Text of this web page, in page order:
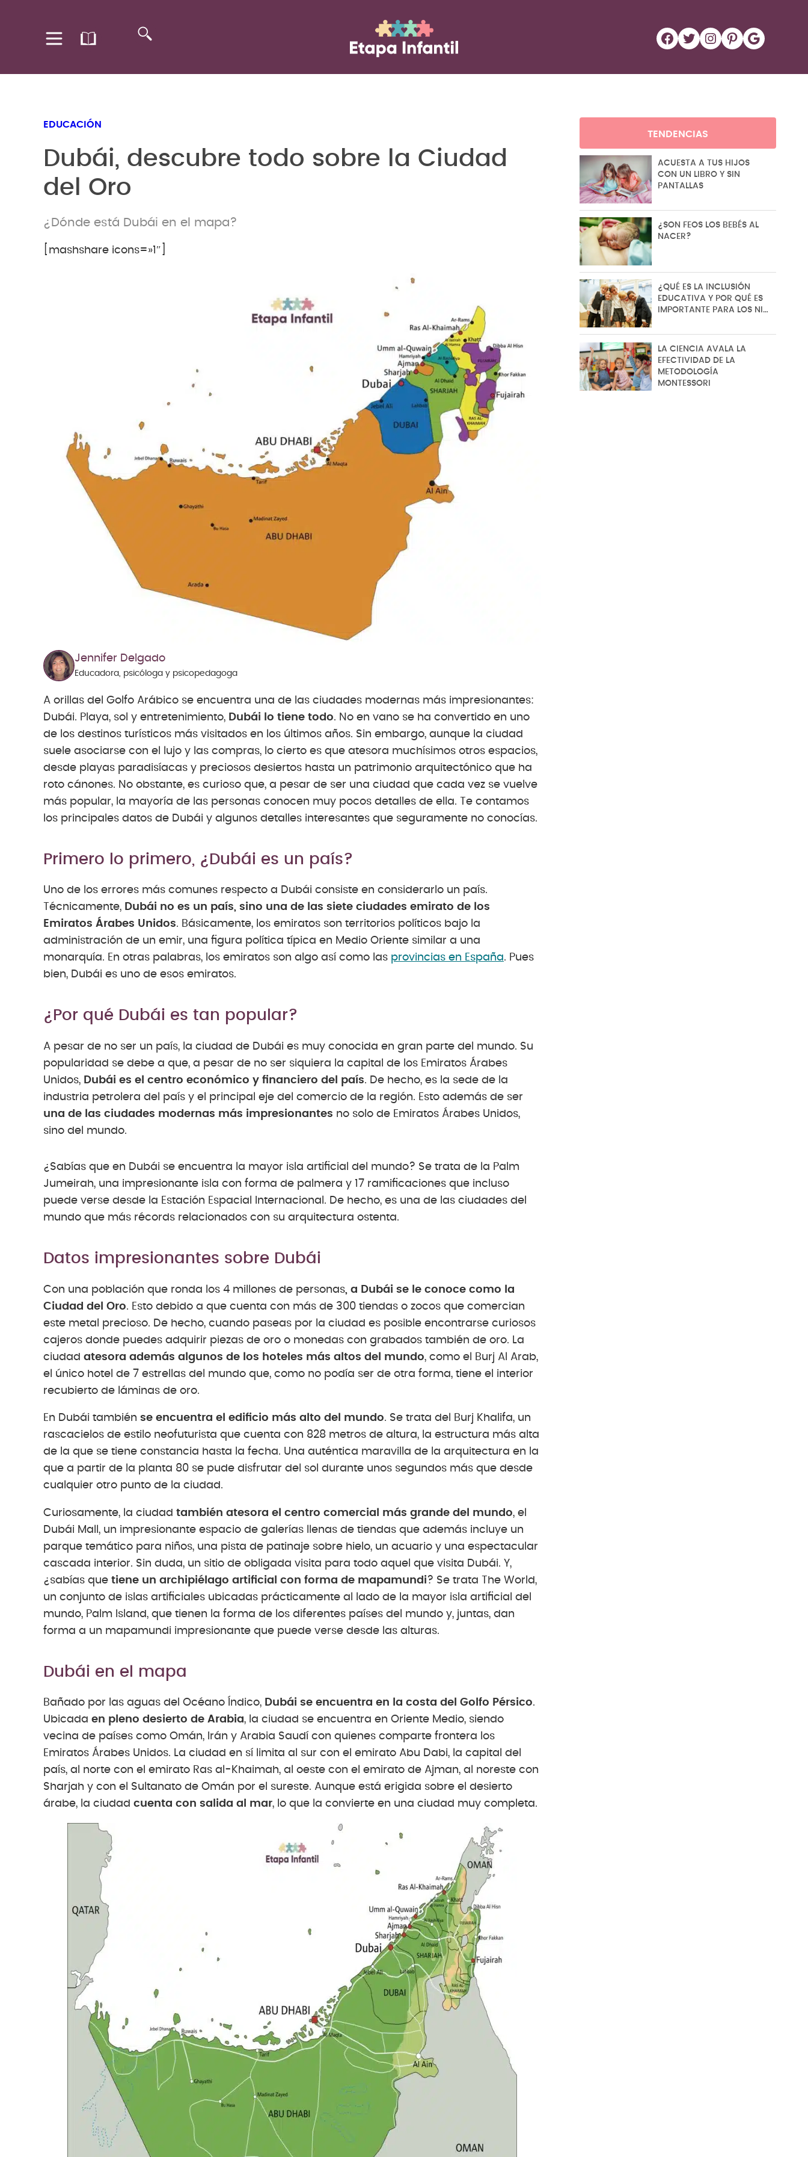
Facebook Twitter Instagram Pinterest Google
EDUCACIÓN
Dubái, descubre todo sobre la Ciudad
del Oro
¿Dónde está Dubái en el mapa?
[mashshare icons=»1″]
Jennifer Delgado
Educadora, psicóloga y psicopedagoga
A orillas del Golfo Arábico se encuentra una de las ciudades modernas más impresionantes:
Dubái. Playa, sol y entretenimiento, Dubái lo tiene todo. No en vano se ha convertido en uno
de los destinos turísticos más visitados en los últimos años. Sin embargo, aunque la ciudad
suele asociarse con el lujo y las compras, lo cierto es que atesora muchísimos otros espacios,
desde playas paradisíacas y preciosos desiertos hasta un patrimonio arquitectónico que ha
roto cánones. No obstante, es curioso que, a pesar de ser una ciudad que cada vez se vuelve
más popular, la mayoría de las personas conocen muy pocos detalles de ella. Te contamos
los principales datos de Dubái y algunos detalles interesantes que seguramente no conocías.
Primero lo primero, ¿Dubái es un país?
Uno de los errores más comunes respecto a Dubái consiste en considerarlo un país.
Técnicamente, Dubái no es un país, sino una de las siete ciudades emirato de los
Emiratos Árabes Unidos. Básicamente, los emiratos son territorios políticos bajo la
administración de un emir, una figura política típica en Medio Oriente similar a una
monarquía. En otras palabras, los emiratos son algo así como las provincias en España. Pues
bien, Dubái es uno de esos emiratos.
¿Por qué Dubái es tan popular?
A pesar de no ser un país, la ciudad de Dubái es muy conocida en gran parte del mundo. Su
popularidad se debe a que, a pesar de no ser siquiera la capital de los Emiratos Árabes
Unidos, Dubái es el centro económico y financiero del país. De hecho, es la sede de la
industria petrolera del país y el principal eje del comercio de la región. Esto además de ser
una de las ciudades modernas más impresionantes no solo de Emiratos Árabes Unidos,
sino del mundo.
¿Sabías que en Dubái se encuentra la mayor isla artificial del mundo? Se trata de la Palm
Jumeirah, una impresionante isla con forma de palmera y 17 ramificaciones que incluso
puede verse desde la Estación Espacial Internacional. De hecho, es una de las ciudades del
mundo que más récords relacionados con su arquitectura ostenta.
Datos impresionantes sobre Dubái
Con una población que ronda los 4 millones de personas , a Dubái se le conoce como la
Ciudad del Oro. Esto debido a que cuenta con más de 300 tiendas o zocos que comercian
este metal precioso. De hecho, cuando paseas por la ciudad es posible encontrarse curiosos
cajeros donde puedes adquirir piezas de oro o monedas con grabados también de oro. La
ciudad atesora además algunos de los hoteles más altos del mundo, como el Burj Al Arab,
el único hotel de 7 estrellas del mundo que, como no podía ser de otra forma, tiene el interior
recubierto de láminas de oro.
En Dubái también se encuentra el edificio más alto del mundo. Se trata del Burj Khalifa, un
rascacielos de estilo neofuturista que cuenta con 828 metros de altura, la estructura más alta
de la que se tiene constancia hasta la fecha. Una auténtica maravilla de la arquitectura en la
que a partir de la planta 80 se pude disfrutar del sol durante unos segundos más que desde
cualquier otro punto de la ciudad.
Curiosamente, la ciudad también atesora el centro comercial más grande del mundo, el
Dubái Mall, un impresionante espacio de galerías llenas de tiendas que además incluye un
parque temático para niños, una pista de patinaje sobre hielo, un acuario y una espectacular
cascada interior. Sin duda, un sitio de obligada visita para todo aquel que visita Dubái. Y,
¿sabías que tiene un archipiélago artificial con forma de mapamundi? Se trata The World,
un conjunto de islas artificiales ubicadas prácticamente al lado de la mayor isla artificial del
mundo, Palm Island, que tienen la forma de los diferentes países del mundo y, juntas, dan
forma a un mapamundi impresionante que puede verse desde las alturas.
Dubái en el mapa
Bañado por las aguas del Océano Índico, Dubái se encuentra en la costa del Golfo Pérsico.
Ubicada en pleno desierto de Arabia, la ciudad se encuentra en Oriente Medio, siendo
vecina de países como Omán, Irán y Arabia Saudí con quienes comparte frontera los
Emiratos Árabes Unidos. La ciudad en sí limita al sur con el emirato Abu Dabi, la capital del
país, al norte con el emirato Ras al-Khaimah, al oeste con el emirato de Ajman, al noreste con
Sharjah y con el Sultanato de Omán por el sureste. Aunque está erigida sobre el desierto
árabe, la ciudad cuenta con salida al mar, lo que la convierte en una ciudad muy completa.
TENDENCIAS
ACUESTA A TUS HIJOS
CON UN LIBRO Y SIN
PANTALLAS
¿SON FEOS LOS BEBÉS AL
NACER?
¿QUÉ ES LA INCLUSIÓN
EDUCATIVA Y POR QUÉ ES
IMPORTANTE PARA LOS NI…
LA CIENCIA AVALA LA
EFECTIVIDAD DE LA
METODOLOGÍA
MONTESSORI